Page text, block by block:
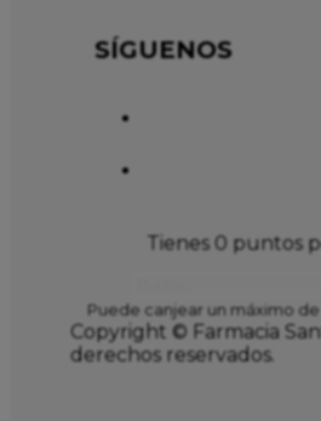
SÍGUENOS
Tienes 0 puntos
Puede canjear un máximo de
Copyright © Farmacia
derechos reservados.